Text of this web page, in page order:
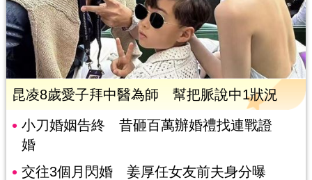
昆凌8歲愛子拜中醫為師 幫把脈說中1狀況
小刀婚姻告終 昔砸百萬辦婚禮找連戰證
婚
交往3個月閃婚 姜厚任女友前夫身分曝